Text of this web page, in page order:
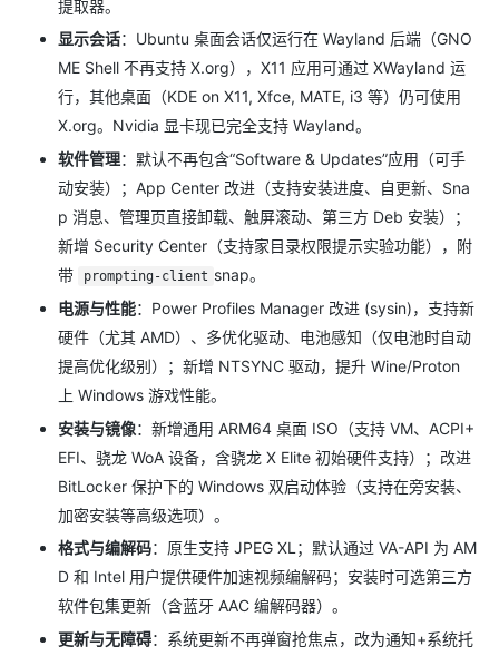
提取器。
显示会话：Ubuntu 桌面会话仅运行在 Wayland 后端（GNO
ME Shell 不再支持 X.org），X11 应用可通过 XWayland 运
行，其他桌面（KDE on X11, Xfce, MATE, i3 等）仍可使用
X.org。Nvidia 显卡现已完全支持 Wayland。
软件管理：默认不再包含“Software & Updates”应用（可手
动安装）；App Center 改进（支持安装进度、自更新、Sna
p 消息、管理页直接卸载、触屏滚动、第三方 Deb 安装）；
新增 Security Center（支持家目录权限提示实验功能），附
带
prompting-client snap。
电源与性能：Power Profiles Manager 改进 (sysin)，支持新
硬件（尤其 AMD）、多优化驱动、电池感知（仅电池时自动
提高优化级别）；新增 NTSYNC 驱动，提升 Wine/Proton
上 Windows 游戏性能。
安装与镜像：新增通用 ARM64 桌面 ISO（支持 VM、ACPI+
EFI、骁龙 WoA 设备，含骁龙 X Elite 初始硬件支持）；改进
BitLocker 保护下的 Windows 双启动体验（支持在旁安装、
加密安装等高级选项）。
格式与编解码：原生支持 JPEG XL；默认通过 VA-API 为 AM
D 和 Intel 用户提供硬件加速视频编解码；安装时可选第三方
软件包集更新（含蓝牙 AAC 编解码器）。
更新与无障碍：系统更新不再弹窗抢焦点，改为通知+系统托